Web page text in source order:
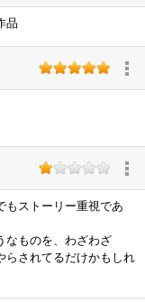
品
もストーリー重視であ
なものを、わざわざ
らされてるだけかもしれ